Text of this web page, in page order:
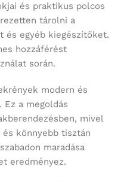
és praktikus polcos
tárolni a
és egyéb kiegészítőket.
hozzáférést
során.
modern és
Ez a megoldás
mivel
könnyebb tisztán
maradása
eredményez.